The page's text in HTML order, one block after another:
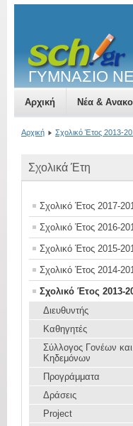
ΓΥΜΝΑΣΙΟ
Αρχική Νέα &
Αρχική Σχολικό Έτος 2013-
Σχολικά Έτη
Σχολικό Έτος 2017-
Σχολικό Έτος 2016-
Σχολικό Έτος 2015-
Σχολικό Έτος 2014-
Σχολικό Έτος 2013-
Διευθυντής
Καθηγητές
Σύλλογος Γονέων και
Κηδεμόνων
Προγράμματα
Δράσεις
Project